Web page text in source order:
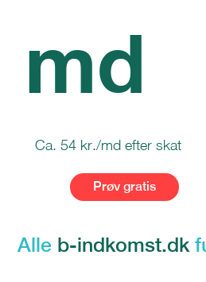
md
Ca. 54 kr./md efter skat
Prøv gratis
Alle b-indkomst.dk